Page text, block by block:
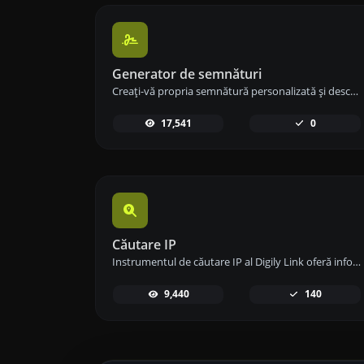
Generator de semnături
Creați-vă propria semnătură personalizată și descărcați-o ușor cu instrumentul nostru de generare a semnăturilor pentru semnături electronice personalizate.
17,541 0
Căutare IP
Instrumentul de căutare IP al Digily Link oferă informații detaliate despre orice adresă IP. Folosește acest serviciu online gratuit pentru a obține date IP cuprinzătoare.
9,440 140